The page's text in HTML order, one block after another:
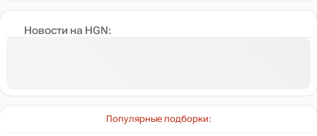
Новости на HGN:
Популярные подборки: